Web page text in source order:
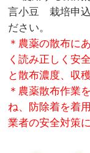
言小豆 栽培申込
ださい。
＊農薬の散布に
く読み正しく安
と散布濃度、収
＊農薬散布作
ね、防除着を着
業者の安全対策